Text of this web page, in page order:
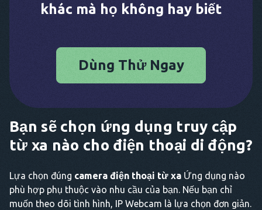
khác mà họ không hay biết
Dùng Thử Ngay
Bạn sẽ chọn ứng dụng truy cập
từ xa nào cho điện thoại di động?
Lựa chọn đúng camera điện thoại từ xa Ứng dụng nào
phù hợp phụ thuộc vào nhu cầu của bạn. Nếu bạn chỉ
muốn theo dõi tình hình, IP Webcam là lựa chọn đơn giản.